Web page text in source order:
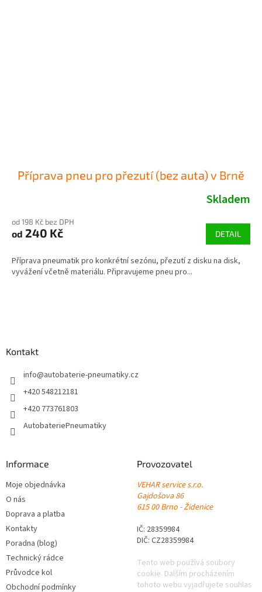
Příprava pneu pro přezutí (bez auta) v Brně
Skladem
od 198 Kč bez DPH
od 240 Kč DETAIL
Příprava pneumatik pro konkrétní sezónu, přezutí z disku na disk,
vyvážení včetně materiálu. Připravujeme pneu pro...
Kontakt
info@autobaterie-pneumatiky.cz
+420 548212181
+420 773761803
AutobateriePneumatiky
Informace
Moje objednávka
O nás
Doprava a platba
Kontakty
Poradna (blog)
Technický rádce
Průvodce kol
Obchodní podmínky
Provozovatel
VEHAR service s.r.o.
Gajdošova 86
615 00 Brno - Židenice
IČ: 28359984
DIČ: CZ28359984
Tento web používá soubory
cookie. Dalším procházením
tohoto webu vyjadřujete souhlas